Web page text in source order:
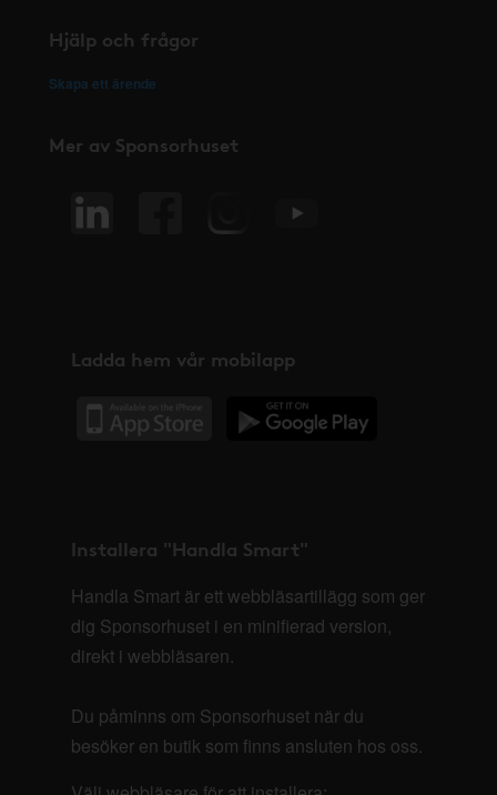
Hjälp och frågor
Skapa ett ärende
Mer av Sponsorhuset
Ladda hem vår mobilapp
Installera "Handla Smart"
Handla Smart är ett webbläsartillägg som ger
dig Sponsorhuset i en minifierad version,
direkt i webbläsaren.
Du påminns om Sponsorhuset när du
besöker en butik som finns ansluten hos oss.